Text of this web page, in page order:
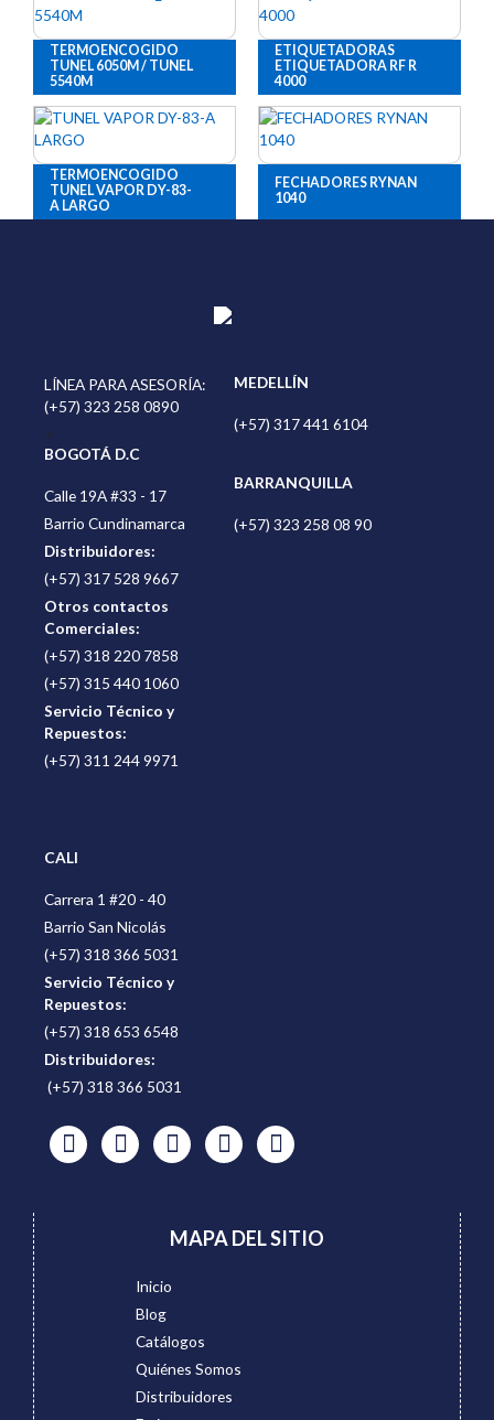
TERMOENCOGIDO
TUNEL 6050M / TUNEL
5540M
Este
producto
múltiples
variantes.
opciones
se
ETIQUETADORAS
ETIQUETADORA RF R
4000
TERMOENCOGIDO
TUNEL VAPOR DY-83-
A LARGO
FECHADORES RYNAN
1040
LÍNEA PARA ASESORÍA:
(+57) 323 258 0890
>
BOGOTÁ D.C
Calle 19A #33 - 17
Barrio Cundinamarca
Distribuidores:
(+57) 317 528 9667
Otros contactos
Comerciales:
(+57) 318 220 7858
(+57) 315 440 1060
Servicio Técnico y
Repuestos:
(+57) 311 244 9971
MEDELLÍN
(+57) 317 441 6104
BARRANQUILLA
(+57) 323 258 08 90
CALI
Carrera 1 #20 - 40
Barrio San Nicolás
(+57) 318 366 5031
Servicio Técnico y
Repuestos:
(+57) 318 653 6548
Distribuidores:
(+57) 318 366 5031
MAPA DEL SITIO
Inicio
Blog
Catálogos
Quiénes Somos
Distribuidores